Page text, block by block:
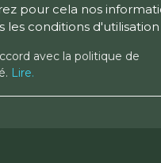
pour cela nos
les conditions d'utilisation
avec la politique de
Lire.